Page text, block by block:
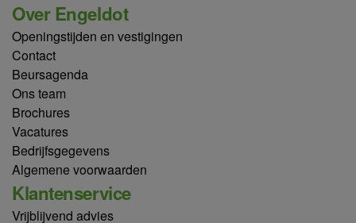
Over Engeldot
Openingstijden en vestigingen
Contact
Beursagenda
Ons team
Brochures
Vacatures
Bedrijfsgegevens
Algemene voorwaarden
Klantenservice
Vrijblijvend advies